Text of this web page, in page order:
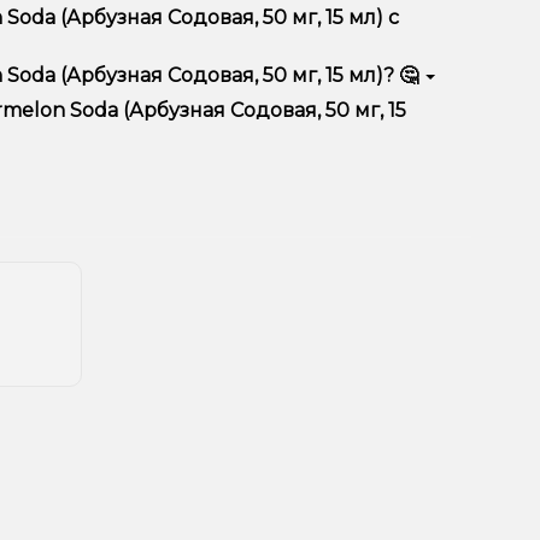
выгодные цены и быструю доставку.
(Арбузная Содовая, 50 мг, 15 мл) с
Содовая, 50 мг, 15 мл) в корзину.
(Арбузная Содовая, 50 мг, 15 мл)? 🤔
учитывайте размер, материал и тип чаши, если
вариант.
Soda (Арбузная Содовая, 50 мг, 15